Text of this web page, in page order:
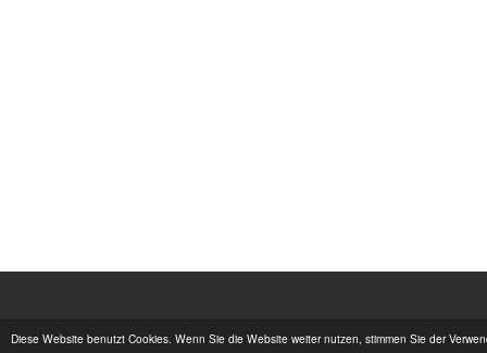
Diese Website benutzt Cookies. Wenn Sie die Website weiter nutzen, stimmen Sie der